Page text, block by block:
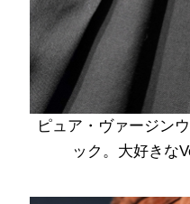
ピュア・ヴァージン
ック。大好きな